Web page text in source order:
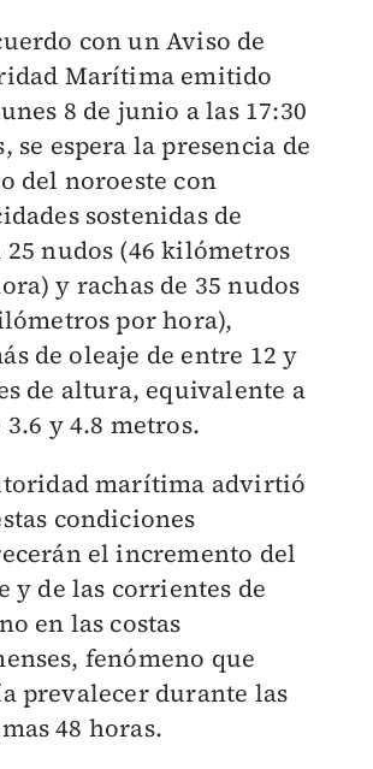
con un Aviso de
Marítima emitido
8 de junio a las 17:30
se espera la presencia de
del noroeste con
sostenidas de
25 nudos (46 kilómetros
y rachas de 35 nudos
por hora),
de oleaje de entre 12 y
de altura, equivalente a
y 4.8 metros.
marítima advirtió
condiciones
el incremento del
y de las corrientes de
en las costas
fenómeno que
prevalecer durante las
48 horas.